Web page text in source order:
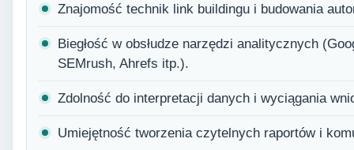
Znajomość technik link buildingu i budowania
Biegłość w obsłudze narzędzi analitycznych
SEMrush, Ahrefs itp.).
Zdolność do interpretacji danych i wyciągania
Umiejętność tworzenia czytelnych raportów i